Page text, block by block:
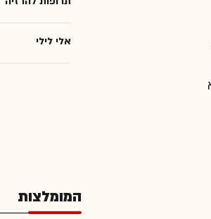
אלי לילי
תרופות
המומלצות